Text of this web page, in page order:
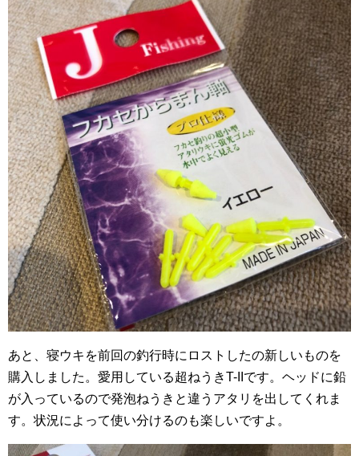
あと、寝ウキを前回の釣行時にロストしたの新しいものを
購入しました。愛用している超ねうきT-IIです。ヘッドに鉛
が入っているので発泡ねうきと違うアタリを出してくれま
す。状況によって使い分けるのも楽しいですよ。